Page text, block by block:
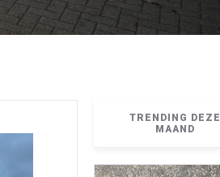
TRENDING DEZE
MAAND